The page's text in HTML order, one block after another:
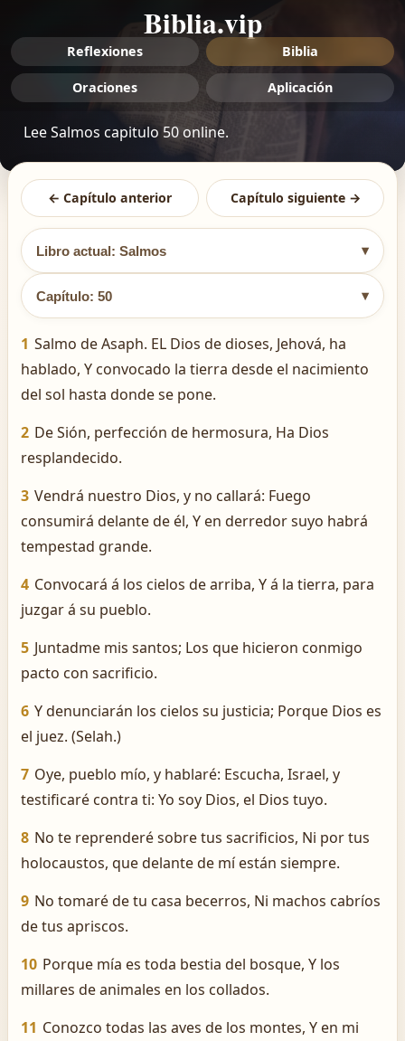
Biblia.vip
Reflexiones Biblia
Oraciones Aplicación
Lee Salmos capitulo 50 online.
← Capítulo anterior Capítulo siguiente →
Libro actual: Salmos ▾
Capítulo: 50 ▾
1 Salmo de Asaph. EL Dios de dioses, Jehová, ha
hablado, Y convocado la tierra desde el nacimiento
del sol hasta donde se pone.
2 De Sión, perfección de hermosura, Ha Dios
resplandecido.
3 Vendrá nuestro Dios, y no callará: Fuego
consumirá delante de él, Y en derredor suyo habrá
tempestad grande.
4 Convocará á los cielos de arriba, Y á la tierra, para
juzgar á su pueblo.
5 Juntadme mis santos; Los que hicieron conmigo
pacto con sacrificio.
6 Y denunciarán los cielos su justicia; Porque Dios es
el juez. (Selah.)
7 Oye, pueblo mío, y hablaré: Escucha, Israel, y
testificaré contra ti: Yo soy Dios, el Dios tuyo.
8 No te reprenderé sobre tus sacrificios, Ni por tus
holocaustos, que delante de mí están siempre.
9 No tomaré de tu casa becerros, Ni machos cabríos
de tus apriscos.
10 Porque mía es toda bestia del bosque, Y los
millares de animales en los collados.
11 Conozco todas las aves de los montes, Y en mi